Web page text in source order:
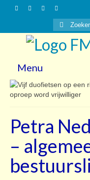
Zoeken
naar:
Menu
Nieuws
Vrijwilligers
Over ons
Steun ons!
Petra
–